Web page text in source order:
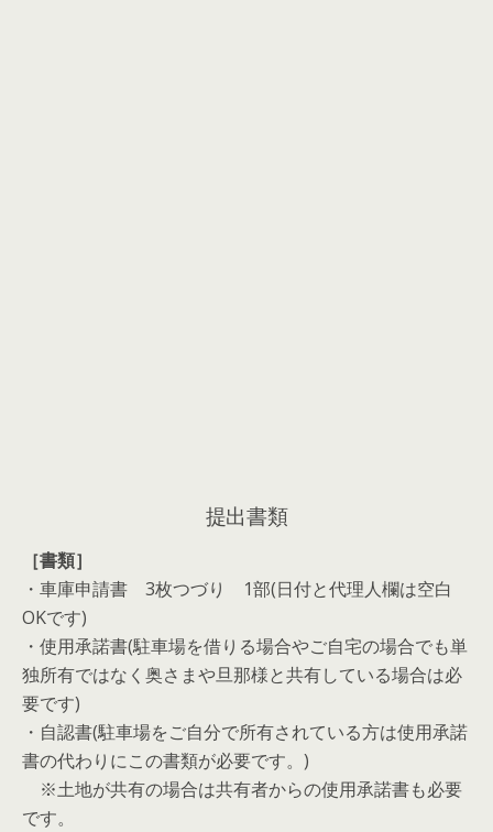
提出書類
［書類］
・車庫申請書 3枚つづり 1部(日付と代理人欄は空白
OKです)
・使用承諾書(駐車場を借りる場合やご自宅の場合でも単
独所有ではなく奥さまや旦那様と共有している場合は必
要です)
・自認書(駐車場をご自分で所有されている方は使用承諾
書の代わりにこの書類が必要です。)
※土地が共有の場合は共有者からの使用承諾書も必要
です。